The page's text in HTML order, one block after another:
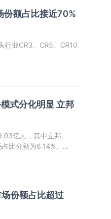
份额占比接近70%
行业CR3、CR5、CR10
式分化明显 立邦
亿元，其中立邦、
比分别为6.14%、
巴斯夫、湘江涂料、艾
份额占比超过